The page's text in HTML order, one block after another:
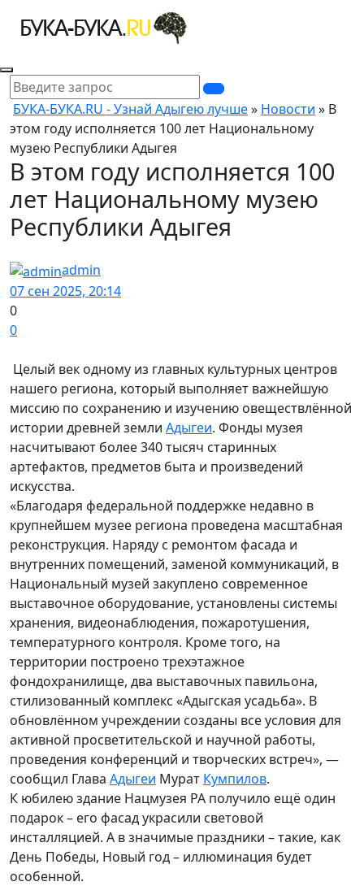
БУКА-БУКА.RU - Узнай Адыгею лучше» Новости » В
этом году исполняется 100 лет Национальному
музею Республики Адыгея
В этом году исполняется 100
лет Национальному музею
Республики Адыгея
admin
07 сен 2025, 20:14
0
0
Целый век одному из главных культурных центров
нашего региона, который выполняет важнейшую
миссию по сохранению и изучению овеществлённой
истории древней земли Адыгеи. Фонды музея
насчитывают более 340 тысяч старинных
артефактов, предметов быта и произведений
искусства.
«Благодаря федеральной поддержке недавно в
крупнейшем музее региона проведена масштабная
реконструкция. Наряду с ремонтом фасада и
внутренних помещений, заменой коммуникаций, в
Национальный музей закуплено современное
выставочное оборудование, установлены системы
хранения, видеонаблюдения, пожаротушения,
температурного контроля. Кроме того, на
территории построено трехэтажное
фондохранилище, два выставочных павильона,
стилизованный комплекс «Адыгская усадьба». В
обновлённом учреждении созданы все условия для
активной просветительской и научной работы,
проведения конференций и творческих встреч», —
сообщил Глава Адыгеи Мурат Кумпилов.
К юбилею здание Нацмузея РА получило ещё один
подарок – его фасад украсили световой
инсталляцией. А в значимые праздники – такие, как
День Победы, Новый год – иллюминация будет
особенной.